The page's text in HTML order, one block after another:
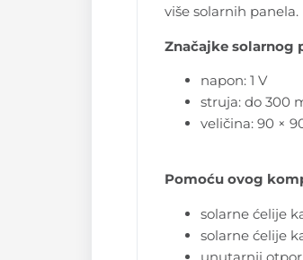
više solarnih panela.
Značajke solarnog
napon: 1 V
struja: do 300
veličina: 90 ×
Pomoću ovog
solarne ćelije
solarne ćelije
unutarnji